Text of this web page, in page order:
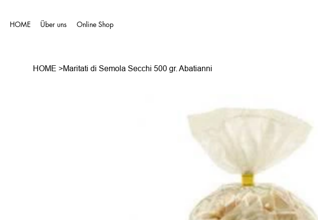
HOME Über uns Online Shop
HOME >Maritati di Semola Secchi 500 gr. Abatianni